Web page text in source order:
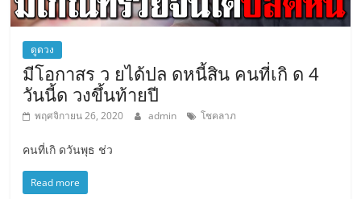
ดูดวง
มีโอกาสร ว ยได้ปล ดหนี้สิน คนที่เกิ ด 4
วันนี้ด วงขึ้นท้ายปี
พฤศจิกายน 26, 2020 admin โชคลาภ
คนที่เกิ ดวันพุธ ช่ว
Read more